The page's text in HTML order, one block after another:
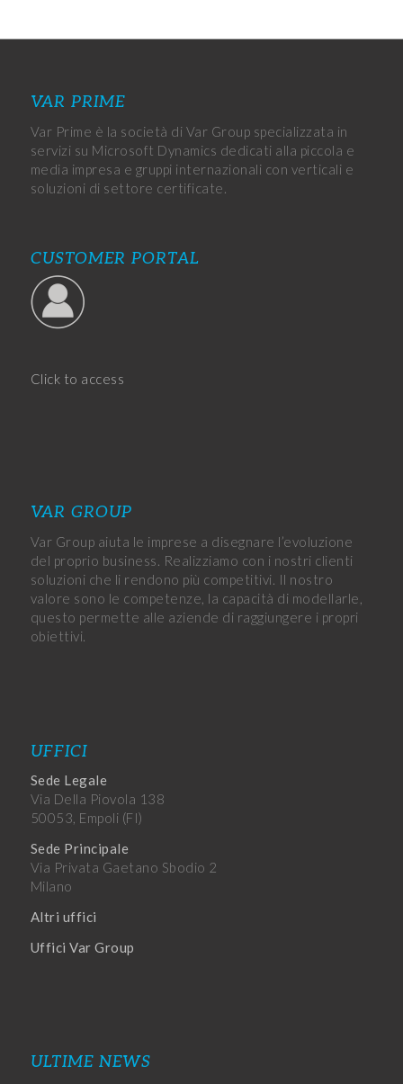
VAR PRIME
Var Prime è la società di Var Group specializzata in
servizi su Microsoft Dynamics dedicati alla piccola e
media impresa e gruppi internazionali con verticali e
soluzioni di settore certificate.
CUSTOMER PORTAL
Click to access
VAR GROUP
Var Group aiuta le imprese a disegnare l’evoluzione
del proprio business. Realizziamo con i nostri clienti
soluzioni che li rendono più competitivi. Il nostro
valore sono le competenze, la capacità di modellarle,
questo permette alle aziende di raggiungere i propri
obiettivi.
UFFICI
Sede Legale
Via Della Piovola 138
50053, Empoli (FI)
Sede Principale
Via Privata Gaetano Sbodio 2
Milano
Altri uffici
Uffici Var Group
ULTIME NEWS